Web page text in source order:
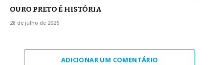
OURO PRETO É HISTÓRIA
28 de julho de 2026
ADICIONAR UM COMENTÁRIO